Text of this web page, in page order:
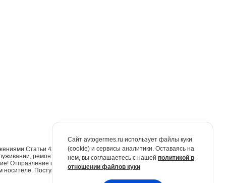
Статьи 437 Гражданского кодекса Российской Федерации. Для
ремонте и запасных частях обращайтесь в автосалоны
по электронной почте не признаётся юридически
Поступившие обращения будут рассмотрены в
Сайт avtogermes.ru использует файлы куки
(cookie) и сервисы аналитики. Оставаясь на
нем, вы соглашаетесь с нашей политикой в
отношении файлов куки